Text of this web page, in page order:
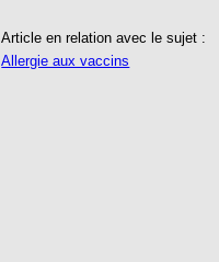
Article en relation avec le sujet :
Allergie aux vaccins